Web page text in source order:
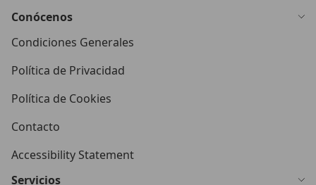
Conócenos
Condiciones Generales
Política de Privacidad
Política de Cookies
Contacto
Accessibility Statement
Servicios